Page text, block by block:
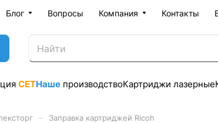
Блог Вопросы Компания Контакты
CETНаше производствоКартриджи лазерные
Заправка картриджей Ricoh